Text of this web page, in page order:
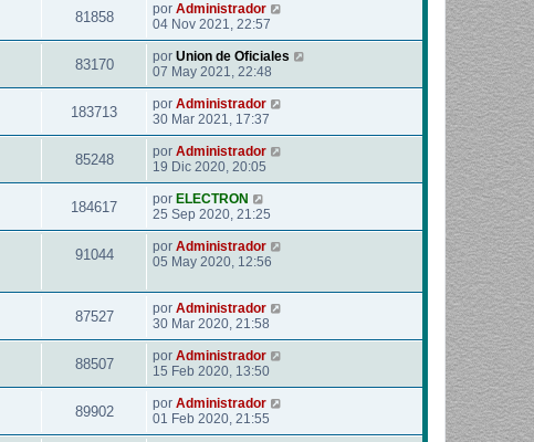
81858 por Administrador
04 Nov 2021, 22:57
83170 por Union de Oficiales
07 May 2021, 22:48
183713 por Administrador
30 Mar 2021, 17:37
85248 por Administrador
19 Dic 2020, 20:05
184617 por ELECTRON
25 Sep 2020, 21:25
91044 por Administrador
05 May 2020, 12:56
87527 por Administrador
30 Mar 2020, 21:58
88507 por Administrador
15 Feb 2020, 13:50
89902 por Administrador
01 Feb 2020, 21:55